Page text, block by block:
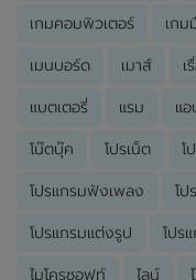
เกมคอมพิวเตอร์ เกม
เมนบอร์ด เมาส์ เ
แบตเตอรี่ แรม แ
โน๊ตบุ๊ค โปรเน็ต โ
โปรแกรมฟังเพลง โป
โปรแกรมแต่งรูป โปร
ไมโครซอฟท์ ไลน์